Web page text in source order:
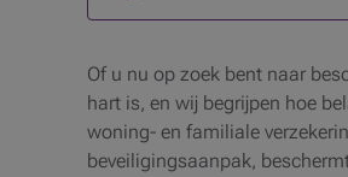
Of u nu op zoek bent naar
hart is, en wij begrijpen hoe
woning- en familiale
beveiligingsaanpak,